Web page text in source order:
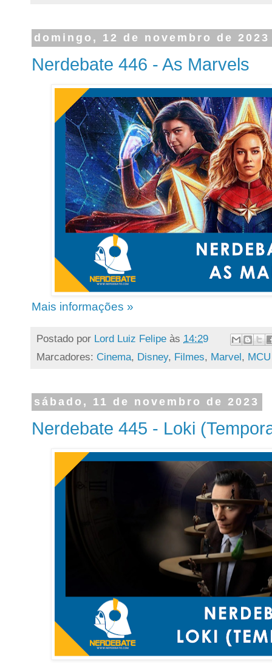
domingo, 12 de novembro de 2023
Nerdebate 446 - As Marvels
Mais informações »
Postado por Lord Luiz Felipe às 14:29
Marcadores: Cinema, Disney, Filmes, Marvel, MCU
sábado, 11 de novembro de 2023
Nerdebate 445 - Loki